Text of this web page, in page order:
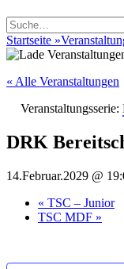
Suche
nach:
Startseite »
« Alle Veranstaltungen
Veranstaltungsserie:
DRK
14.Februar.2029 @
« TSC – Junior
TSC MDF »